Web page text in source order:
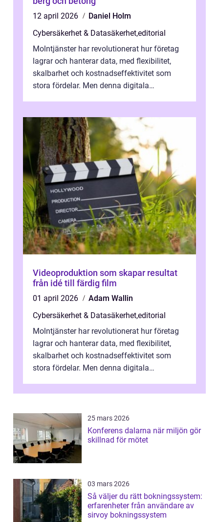
12 april 2026
Daniel Holm
Cybersäkerhet & Datasäkerhet,editorial
Molntjänster har revolutionerat hur företag
lagrar och hanterar data, med flexibilitet,
skalbarhet och kostnadseffektivitet som
stora fördelar. Men denna digitala
Videoproduktion som skapar resultat
från idé till färdig film
01 april 2026
Adam Wallin
Cybersäkerhet & Datasäkerhet,editorial
Molntjänster har revolutionerat hur företag
lagrar och hanterar data, med flexibilitet,
skalbarhet och kostnadseffektivitet som
stora fördelar. Men denna digitala
25 mars 2026
Konferens dalarna när miljön gör
skillnad för mötet
03 mars 2026
Så väljer du rätt bokningssystem:
erfarenheter från användare av
sirvoy bokningssystem